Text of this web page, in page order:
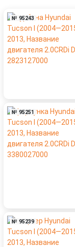
№ 95243
№ 95251
№ 95239